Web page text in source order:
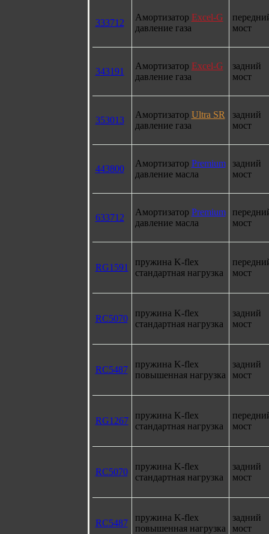
333712
Амортизатор Excel-G
давление газа
мост
343191
Амортизатор Excel-G
давление газа
задний
мост
353013
Амортизатор Ultra SR
давление газа
задний
мост
443800
Амортизатор Premium
давление масла
задний
мост
633712
Амортизатор Premium
давление масла
мост
RG1591
пружина K-flex
стандартная нагрузка
мост
RC5070
пружина K-flex
стандартная нагрузка
задний
мост
RC5487
пружина K-flex
повышенная нагрузка
задний
мост
RG1267
пружина K-flex
стандартная нагрузка
мост
RC5070
пружина K-flex
стандартная нагрузка
задний
мост
RC5487
пружина K-flex
повышенная нагрузка
задний
мост